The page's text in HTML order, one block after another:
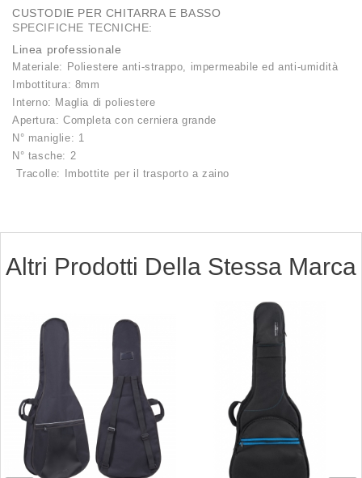
CUSTODIE PER CHITARRA E BASSO
SPECIFICHE TECNICHE:
Linea professionale
Materiale: Poliestere anti-strappo, impermeabile ed anti-umidità
Imbottitura: 8mm
Interno: Maglia di poliestere
Apertura: Completa con cerniera grande
N° maniglie: 1
N° tasche: 2
Tracolle: Imbottite per il trasporto a zaino
Altri Prodotti Della Stessa Marca